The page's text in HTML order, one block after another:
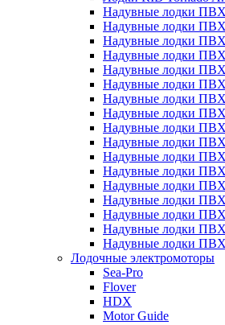
Надувные лодки
Надувные лодки
Надувные лодки
Надувные лодки ПВХ
Надувные лодки
Надувные лодки
Надувные лодки
Надувные лодки
Надувные лодки
Надувные лодки
Надувные лодки
Надувные лодки
Надувные лодки
Надувные лодки
Надувные лодки
Надувные лодки
Надувные лодки ПВХ
Лодочные электромоторы
Sea-Pro
Flover
HDX
Motor Guide